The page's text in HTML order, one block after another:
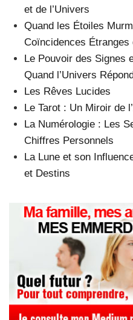
et de l’Univers
Quand les Étoiles
Coïncidences
Le Pouvoir des Signes
Quand l’Univers
Les Rêves Lucides
Le Tarot : Un Miroir de
La Numérologie : Les
Chiffres Personnels
La Lune et son
et Destins